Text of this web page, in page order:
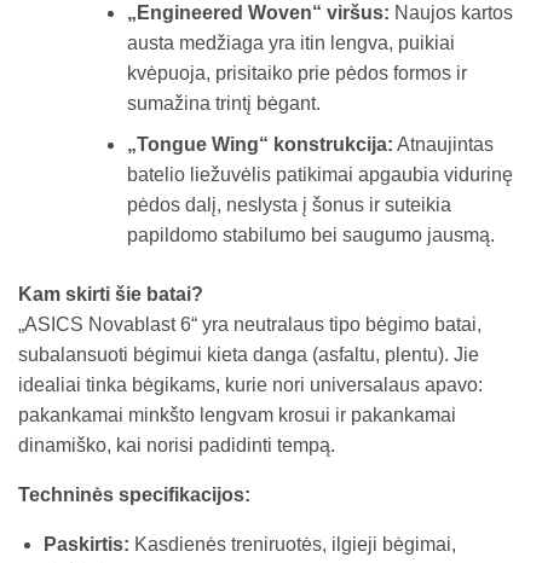
„Engineered Woven“ viršus: Naujos kartos
austa medžiaga yra itin lengva, puikiai
kvėpuoja, prisitaiko prie pėdos formos ir
sumažina trintį bėgant.
„Tongue Wing“ konstrukcija: Atnaujintas
batelio liežuvėlis patikimai apgaubia vidurinę
pėdos dalį, neslysta į šonus ir suteikia
papildomo stabilumo bei saugumo jausmą.
Kam skirti šie batai?
„ASICS Novablast 6“ yra neutralaus tipo bėgimo batai,
subalansuoti bėgimui kieta danga (asfaltu, plentu). Jie
idealiai tinka bėgikams, kurie nori universalaus apavo:
pakankamai minkšto lengvam krosui ir pakankamai
dinamiško, kai norisi padidinti tempą.
Techninės specifikacijos:
Paskirtis: Kasdienės treniruotės, ilgieji bėgimai,